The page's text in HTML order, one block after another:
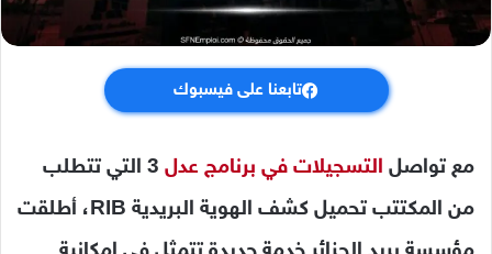
تابعنا على فيسبوك
مع تواصل التسجيلات في برنامج عدل
3 التي تتطلب
من المكتتب تحميل كشف الهوية البريدية RIB، أطلقت